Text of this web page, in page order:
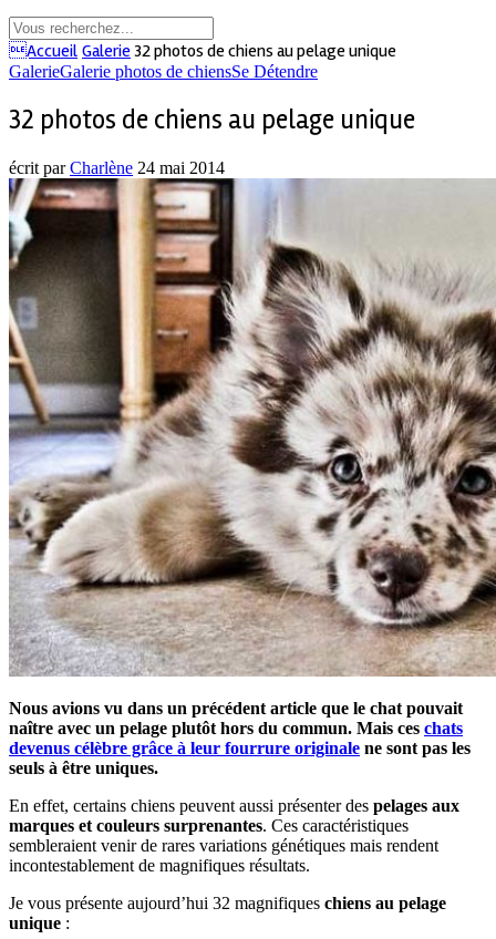
Accueil Galerie 32 photos de chiens au pelage unique
GalerieGalerie photos de chiensSe Détendre
32 photos de chiens au pelage unique
écrit parCharlène 24 mai 2014
Nous avions vu dans un précédent article que le chat pouvait
naître avec un pelage plutôt hors du commun. Mais ces chats
devenus célèbre grâce à leur fourrure originale ne sont pas les
seuls à être uniques.
En effet, certains chiens peuvent aussi présenter des pelages aux
marques et couleurs surprenantes. Ces caractéristiques
sembleraient venir de rares variations génétiques mais rendent
incontestablement de magnifiques résultats.
Je vous présente aujourd’hui 32 magnifiques chiens au pelage
unique :